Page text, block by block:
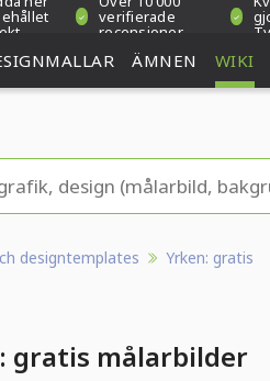
verifierade
recensioner
ÄMNEN WIKI
designtemplates
Yrken: gratis
gratis målarbilder